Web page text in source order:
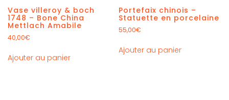
Vase villeroy & boch
1748 – Bone China
Mettlach Amabile
40,00€
Ajouter au panier
Portefaix chinois –
Statuette en porcelaine
55,00€
Ajouter au panier